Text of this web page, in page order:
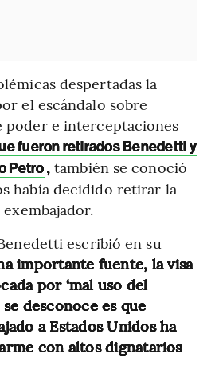
despertadas la
el escándalo sobre
poder e interceptaciones
fueron retirados Benedetti y
Petro,también se conoció
había decidido retirar la
escribió en su
importante fuente, la visa
por ‘mal uso del
se desconoce es que
a Estados Unidos ha
con altos dignatarios